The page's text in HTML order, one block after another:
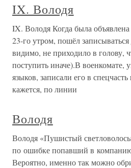
IX. Володя
IX. Володя Когда была
23-го утром, пошёл
видимо, не приходило в голову,
поступить иначе).В военкомате,
языков, записали его в
кажется, по линии
Володя
Володя «Пушистый
по ошибке попавший в
Вероятно, именно так можно